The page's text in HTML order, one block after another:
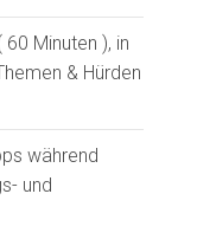
Minuten ), in
& Hürden
während
und